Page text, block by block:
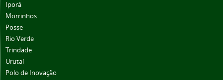
Iporá
Morrinhos
Posse
Rio Verde
Trindade
Urutaí
Polo de Inovação